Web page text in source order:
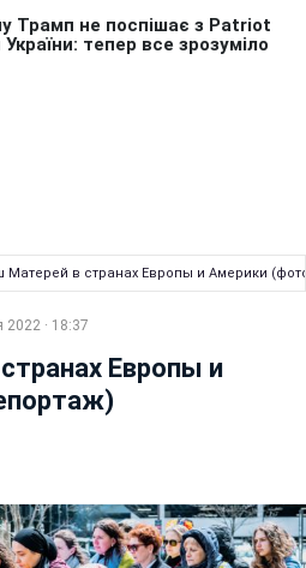
Матерей в странах Европы и Америки
2022 · 18:37
Европы и